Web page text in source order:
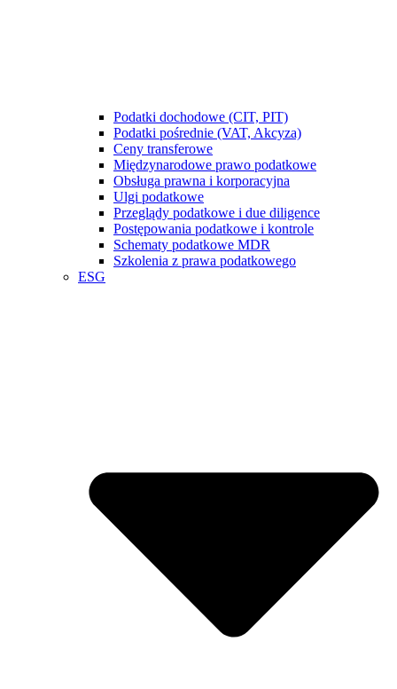
Podatki dochodowe (CIT, PIT)
Podatki pośrednie (VAT, Akcyza)
Ceny transferowe
Międzynarodowe prawo podatkowe
Obsługa prawna i korporacyjna
Ulgi podatkowe
Przeglądy podatkowe i due diligence
Postępowania podatkowe i kontrole
Schematy podatkowe MDR
Szkolenia z prawa podatkowego
ESG